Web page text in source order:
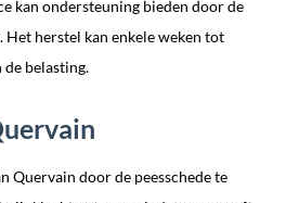
kan ondersteuning bieden door de
Het herstel kan enkele weken tot
de belasting.
Quervain door de peesschede te